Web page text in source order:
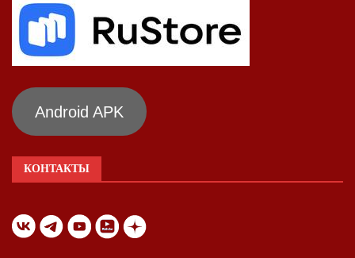
Android APK
КОНТАКТЫ